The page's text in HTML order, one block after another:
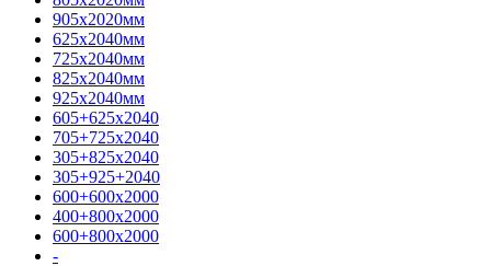
905х2020мм
625х2040мм
725х2040мм
825х2040мм
925х2040мм
605+625х2040
705+725х2040
305+825х2040
305+925+2040
600+600х2000
400+800х2000
600+800х2000
-